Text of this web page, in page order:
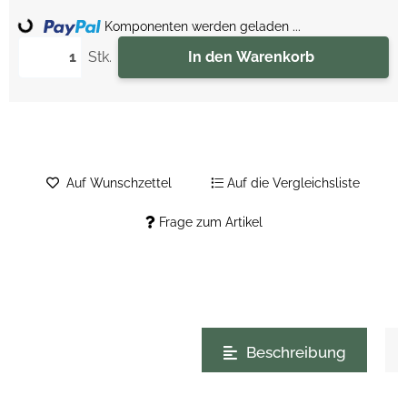
Stk. In den Warenkorb
Loading... Komponenten werden geladen ...
Frage zum Artikel
Auf Wunschzettel Auf die Vergleichsliste
Beschreibung